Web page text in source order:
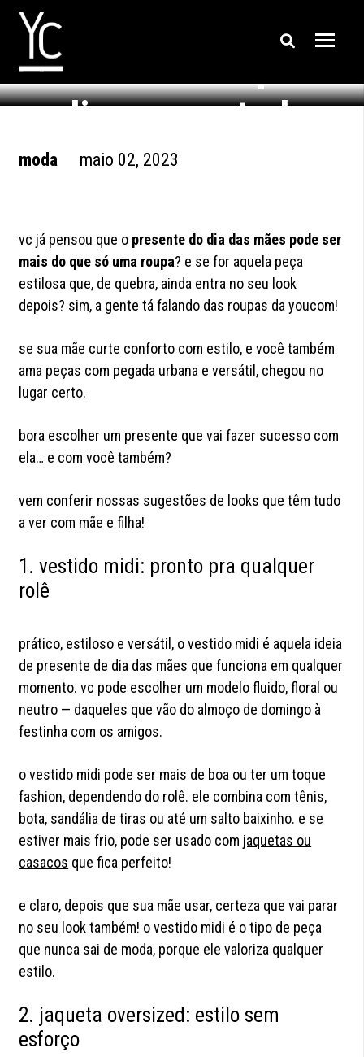
presente de dia das
mães: 5 looks pra
pedir emprestado
depois
moda maio 02, 2023
vc já pensou que o presente do dia das mães pode ser
mais do que só uma roupa? e se for aquela peça
estilosa que, de quebra, ainda entra no seu look
depois? sim, a gente tá falando das roupas da youcom!
se sua mãe curte conforto com estilo, e você também
ama peças com pegada urbana e versátil, chegou no
lugar certo.
bora escolher um presente que vai fazer sucesso com
ela… e com você também?
vem conferir nossas sugestões de looks que têm tudo
a ver com mãe e filha!
1. vestido midi: pronto pra qualquer
rolê
prático, estiloso e versátil, o vestido midi é aquela ideia
de presente de dia das mães que funciona em qualquer
momento. vc pode escolher um modelo fluido, floral ou
neutro — daqueles que vão do almoço de domingo à
festinha com os amigos.
o vestido midi pode ser mais de boa ou ter um toque
fashion, dependendo do rolê. ele combina com tênis,
bota, sandália de tiras ou até um salto baixinho. e se
estiver mais frio, pode ser usado com jaquetas ou
casacos que fica perfeito!
e claro, depois que sua mãe usar, certeza que vai parar
no seu look também! o vestido midi é o tipo de peça
que nunca sai de moda, porque ele valoriza qualquer
estilo.
2. jaqueta oversized: estilo sem
esforço